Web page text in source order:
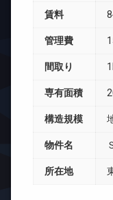
賃料
管理費
間取り
専有面積
構造規模
物件名
所在地